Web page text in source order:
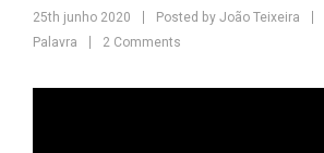
25th junho 2020 Posted by João Teixeira
Palavra
2 Comments